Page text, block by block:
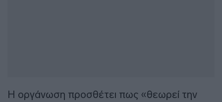
Η οργάνωση προσθέτει πως «θεωρεί την